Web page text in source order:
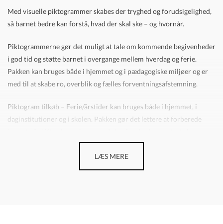
Med visuelle piktogrammer skabes der tryghed og forudsigelighed,
så barnet bedre kan forstå, hvad der skal ske – og hvornår.
Piktogrammerne gør det muligt at tale om kommende begivenheder
i god tid og støtte barnet i overgange mellem hverdag og ferie.
Pakken kan bruges både i hjemmet og i pædagogiske miljøer og er
med til at skabe ro, overblik og fælles forventningsafstemning.
Piktogram tilkøb – Ferie/årstider kan bruges både i hjemmet, i
daginstitutioner og i skolen. Pakken gør det lettere at forberede
selvstændighed gennem visuel struktur.
LÆS MERE